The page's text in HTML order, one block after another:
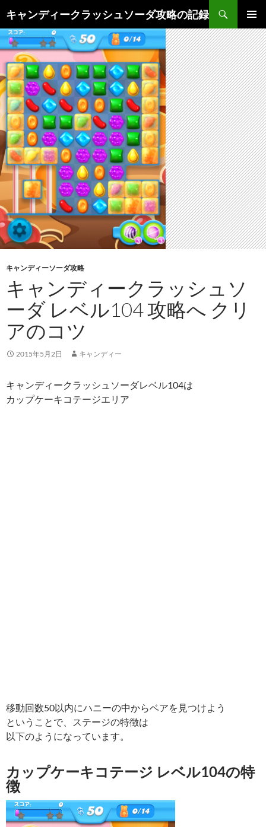
キャンディークラッシュソーダ攻略の記録
索
メインメ
ニュー
ン
テ
ン
ツ
へ
ス
キ
ッ
プ
キャンディーソーダ攻略
キャンディークラッシュソ
ーダ レベル104 攻略へ クリ
アのコツ
2015年5月2日 キャンディー
キャンディークラッシュソーダレベル104は
カップケーキコテージエリア
移動回数50以内にハニーの中からベアを見つけよう
ということで、ステージの特徴は
以下のようになっています。
カップケーキコテージ レベル104の特
徴